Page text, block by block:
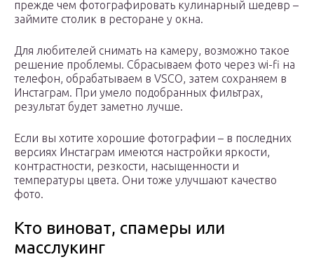
прежде чем фотографировать кулинарный шедевр –
займите столик в ресторане у окна.
Для любителей снимать на камеру, возможно такое
решение проблемы. Сбрасываем фото через wi-fi на
телефон, обрабатываем в VSCO, затем сохраняем в
Инстаграм. При умело подобранных фильтрах,
результат будет заметно лучше.
Если вы хотите хорошие фотографии – в последних
версиях Инстаграм имеются настройки яркости,
контрастности, резкости, насыщенности и
температуры цвета. Они тоже улучшают качество
фото.
Кто виноват, спамеры или
масслукинг